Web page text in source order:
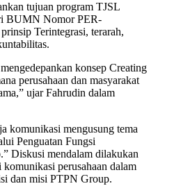
tujuan program TJSL
BUMN Nomor PER-
Terintegrasi, terarah,
konsep Creating
perusahaan dan masyarakat
ujar Fahrudin dalam
komunikasi mengusung tema
Penguatan Fungsi
Diskusi mendalam dilakukan
perusahaan dalam
dan misi PTPN Group.